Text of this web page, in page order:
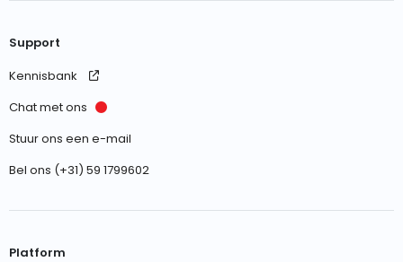
Support
Kennisbank
Chat met ons
Stuur ons een e-mail
Bel ons (+31) 59 1799602
Platform